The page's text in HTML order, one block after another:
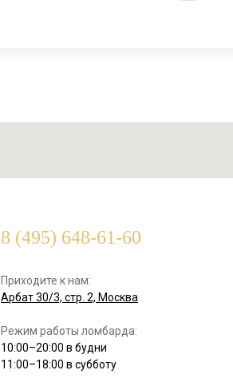
8 (495) 648-61-60
Приходите к нам:
Арбат 30/3, стр. 2, Москва
Режим работы ломбарда:
10:00–20:00 в будни
11:00–18:00 в субботу